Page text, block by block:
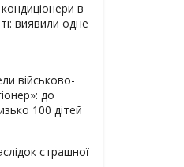
в
виявили одне
військово-
до
100 дітей
страшної